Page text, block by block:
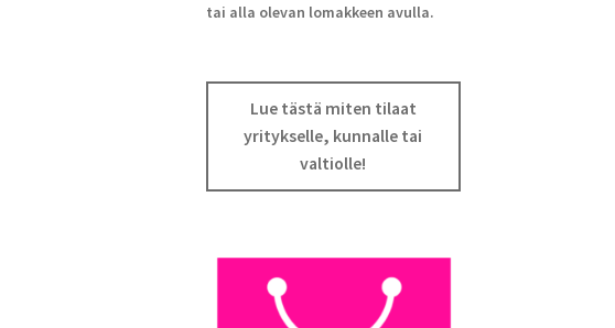
tai alla olevan lomakkeen avulla.
Lue tästä miten tilaat
yritykselle, kunnalle tai
valtiolle!